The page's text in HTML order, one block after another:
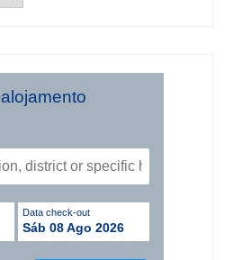
Data check-out
Sáb 08 Ago 2026